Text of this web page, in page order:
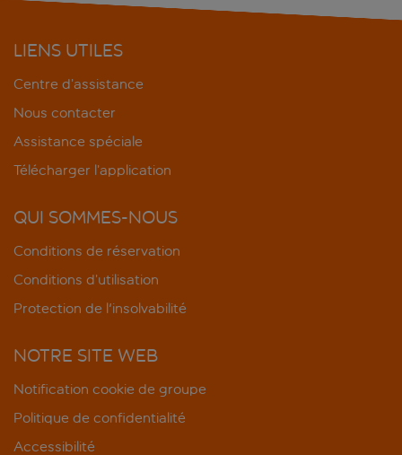
LIENS UTILES
Centre d’assistance
Nous contacter
Assistance spéciale
Télécharger l’application
QUI SOMMES-NOUS
Conditions de réservation
Conditions d’utilisation
Protection de l'insolvabilité
NOTRE SITE WEB
Notification cookie de groupe
Politique de confidentialité
Accessibilité